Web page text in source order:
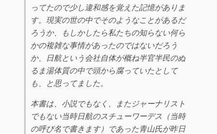
ってたので少し違和感を覚えた記憶がありま
す。現実の世の中でそのようなことがあるだ
ろうか、もしかしたら私たちの知らない何ら
かの複雑な事情があったのではないだろう
か、日航という会社自体が概ね半官半民のぬ
るま湯体質の中で頭から腐っていたとして
も、と思ってました。
本書は、小説でもなく、またジャーナリスト
でもない当時日航のスチューワーデス（当時
の呼び名で書きます）であった青山氏が昨日